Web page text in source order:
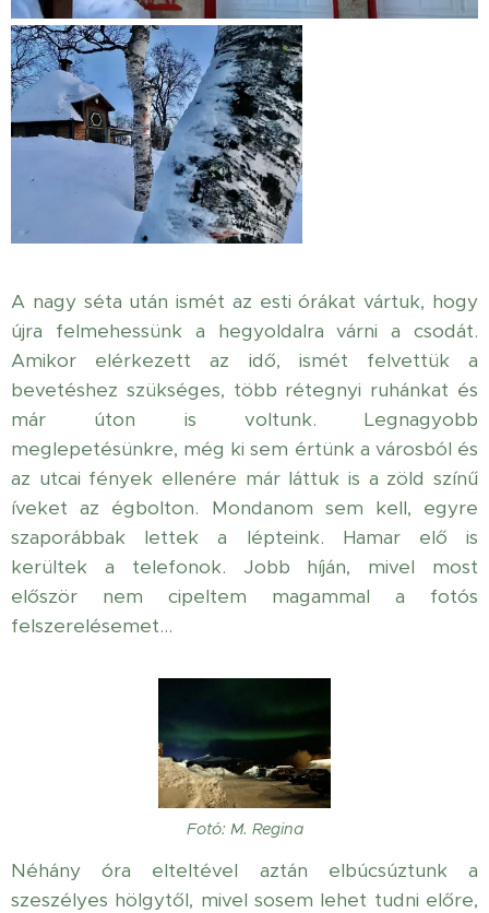
A nagy séta után ismét az esti órákat vártuk, hogy
újra felmehessünk a hegyoldalra várni a csodát.
Amikor elérkezett az idő, ismét felvettük a
bevetéshez szükséges, több rétegnyi ruhánkat és
már úton is voltunk. Legnagyobb
meglepetésünkre, még ki sem értünk a városból és
az utcai fények ellenére már láttuk is a zöld színű
íveket az égbolton. Mondanom sem kell, egyre
szaporábbak lettek a lépteink. Hamar elő is
kerültek a telefonok. Jobb híján, mivel most
először nem cipeltem magammal a fotós
felszerelésemet...
Fotó: M. Regina
Néhány óra elteltével aztán elbúcsúztunk a
szeszélyes hölgytől, mivel sosem lehet tudni előre,